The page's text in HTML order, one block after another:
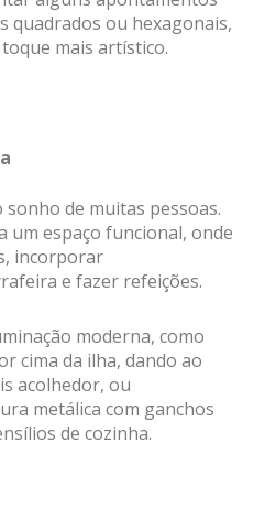
quadrados ou hexagonais,
mais artístico.
sonho de muitas pessoas.
um espaço funcional, onde
incorporar
e fazer refeições.
moderna, como
cima da ilha, dando ao
acolhedor, ou
metálica com ganchos
de cozinha.